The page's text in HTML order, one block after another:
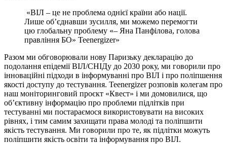
«ВІЛ – це не проблема однієї країни або нації.
Лише об’єднавши зусилля, ми можемо перемогти
цю глобальну проблему «– Яна Панфілова, голова
правління БО» Teenergizer»
Разом ми обговорювали нову Паризьку декларацію до
подолання епідемії ВІЛ/СНІДу до 2030 року, ми говорили про
інноваційні підходи в інформуванні про ВІЛ і про поліпшення
якості доступу до тестування. Teenergizer розповів колегам про
наш моніторинговий проєкт «Квест» і ми домовилися, що
об’єктивну інформацію про проблеми підлітків при
тестуванні ми постараємося використовувати на високих
рівнях, і тим самим захищати права молоді та поліпшити
якість тестування. Ми говорили про те, як підлітки можуть
поліпшити якість освіти та інформування про ВІЛ.